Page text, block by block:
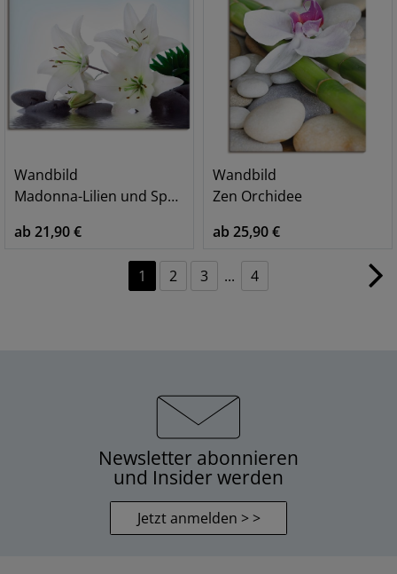
Wandbild
Madonna-Lilien und Spasteine
ab 21,90 €
Wandbild
Zen Orchidee
ab 25,90 €
1 2 3 ... 4
Newsletter abonnieren
und Insider werden
Jetzt anmelden > >